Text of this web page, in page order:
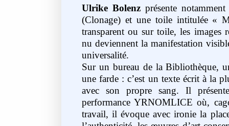
Ulrike Bolenz présente
(Clonage) et une toile intitulée «
transparent ou sur toile, les images
nu deviennent la manifestation
universalité.
Sur un bureau de la Bibliothèque,
une farde : c’est un texte écrit à la
avec son propre sang. Il
performance YRNOMLICE où,
travail, il évoque avec ironie la